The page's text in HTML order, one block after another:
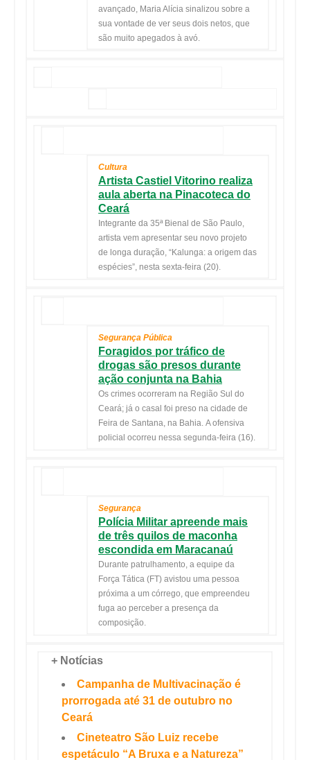
avançado, Maria Alícia sinalizou sobre a
sua vontade de ver seus dois netos, que
são muito apegados à avó.
Cultura
Artista Castiel Vitorino realiza
aula aberta na Pinacoteca do
Ceará
Integrante da 35ª Bienal de São Paulo,
artista vem apresentar seu novo projeto
de longa duração, “Kalunga: a origem das
espécies”, nesta sexta-feira (20).
Segurança Pública
Foragidos por tráfico de
drogas são presos durante
ação conjunta na Bahia
Os crimes ocorreram na Região Sul do
Ceará; já o casal foi preso na cidade de
Feira de Santana, na Bahia. A ofensiva
policial ocorreu nessa segunda-feira (16).
Segurança
Polícia Militar apreende mais
de três quilos de maconha
escondida em Maracanaú
Durante patrulhamento, a equipe da
Força Tática (FT) avistou uma pessoa
próxima a um córrego, que empreendeu
fuga ao perceber a presença da
composição.
+ Notícias
Campanha de Multivacinação é
prorrogada até 31 de outubro no
Ceará
Cineteatro São Luiz recebe
espetáculo “A Bruxa e a Natureza”